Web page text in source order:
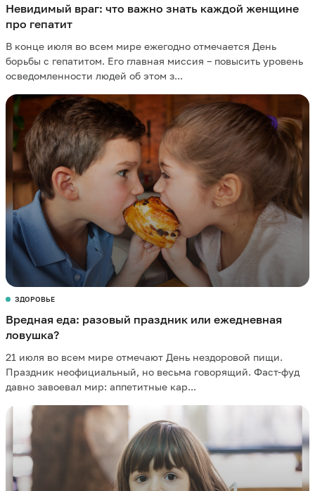
Невидимый враг: что важно знать каждой женщине
про гепатит
В конце июля во всем мире ежегодно отмечается День
борьбы с гепатитом. Его главная миссия – повысить уровень
осведомленности людей об этом з...
ЗДОРОВЬЕ
Вредная еда: разовый праздник или ежедневная
ловушка?
21 июля во всем мире отмечают День нездоровой пищи.
Праздник неофициальный, но весьма говорящий. Фаст-фуд
давно завоевал мир: аппетитные кар...